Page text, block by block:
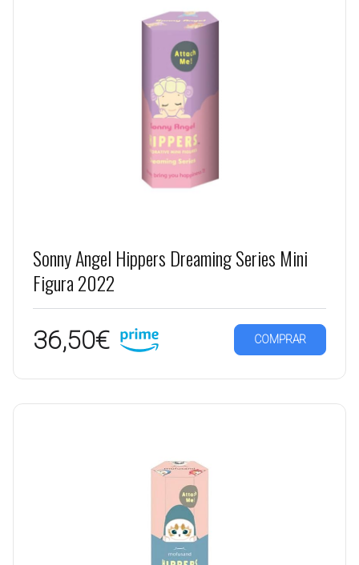
Sonny Angel Hippers Dreaming Series Mini
Figura 2022
36,50€ COMPRAR